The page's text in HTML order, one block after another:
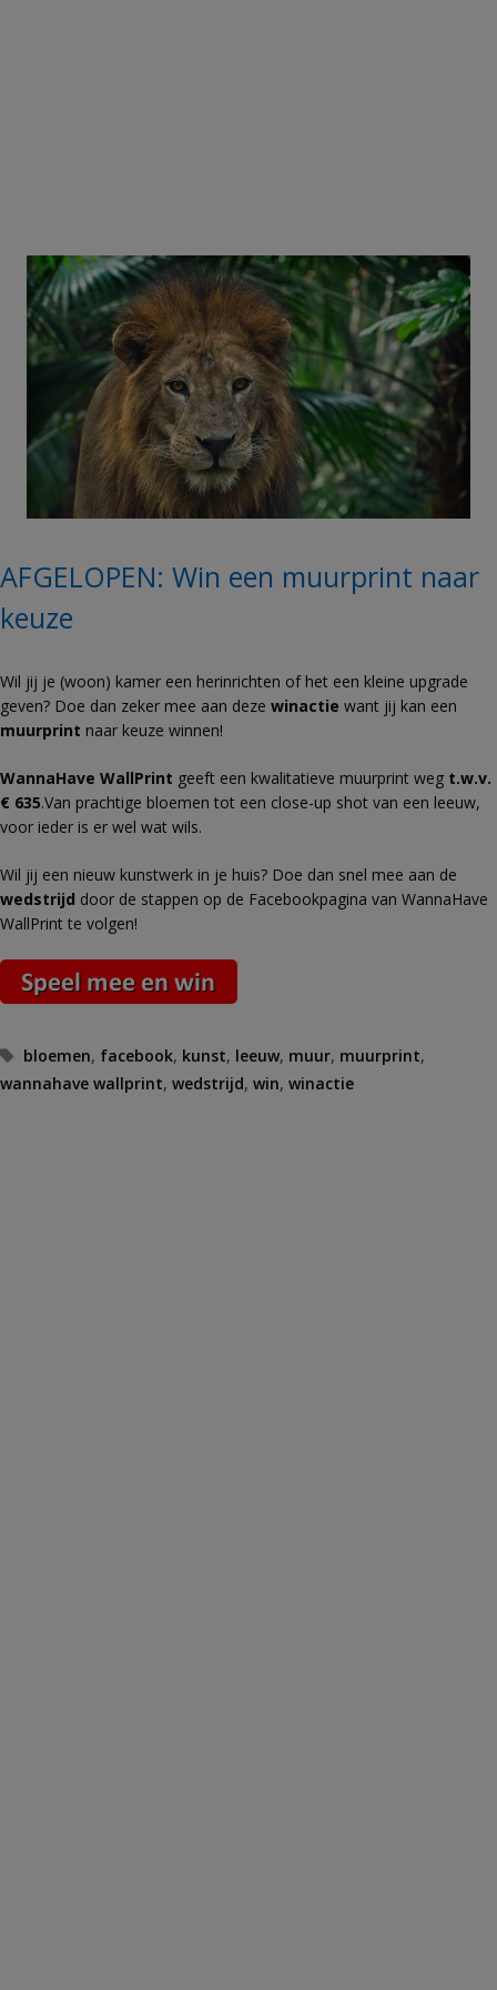
AFGELOPEN: Win een muurprint naar
keuze
Wil jij je (woon) kamer een herinrichten of het een kleine upgrade
geven? Doe dan zeker mee aan deze winactie want jij kan een
muurprint naar keuze winnen!
WannaHave WallPrint geeft een kwalitatieve muurprint weg t.w.v.
€ 635.Van prachtige bloemen tot een close-up shot van een leeuw,
voor ieder is er wel wat wils.
Wil jij een nieuw kunstwerk in je huis? Doe dan snel mee aan de
wedstrijd door de stappen op de Facebookpagina van WannaHave
WallPrint te volgen!
Tags
bloemen, facebook, kunst, leeuw, muur, muurprint,
wannahave wallprint, wedstrijd, win, winactie